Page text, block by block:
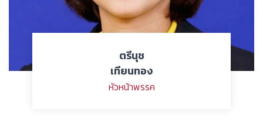
ตรีนุช
เทียนทอง
หัวหน้าพรรค